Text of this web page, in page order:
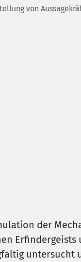
von
der
untersucht